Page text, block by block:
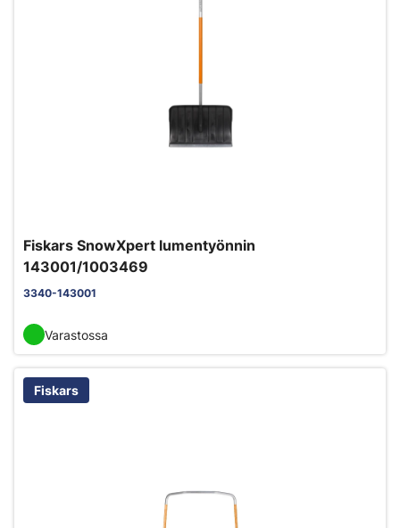
Fiskars SnowXpert lumentyönnin
143001/1003469
3340-143001
Varastossa
Fiskars